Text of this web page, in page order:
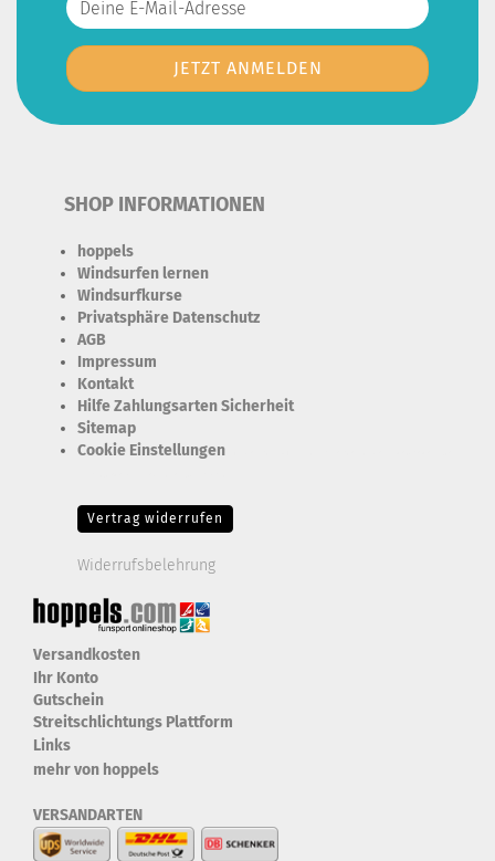
SHOP INFORMATIONEN
hoppels
Windsurfen lernen
Windsurfkurse
Privatsphäre Datenschutz
AGB
Impressum
Kontakt
Hilfe Zahlungsarten Sicherheit
Sitemap
Cookie Einstellungen
Vertrag widerrufen
Widerrufsbelehrung
Versandkosten
Ihr Konto
Gutschein
Streitschlichtungs Plattform
Links
mehr von hoppels
VERSANDARTEN